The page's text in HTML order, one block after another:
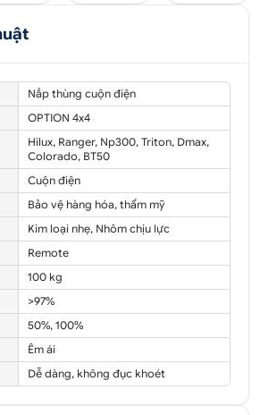
Nắp thùng cuộn điện
OPTION 4x4
Hilux, Ranger, Np300, Triton, Dmax,
Colorado, BT50
Cuộn điện
Bảo vệ hàng hóa, thẩm mỹ
Kim loại nhẹ, Nhôm chịu lực
Remote
100 kg
>97%
50%, 100%
Êm ái
Dễ dàng, không đục khoét